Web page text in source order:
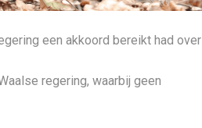
een akkoord bereikt had over
regering, waarbij geen